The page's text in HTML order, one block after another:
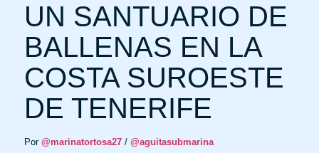
UN SANTUARIO DE
BALLENAS EN LA
COSTA SUROESTE
DE TENERIFE
Por @marinatortosa27/ @aguitasubmarina